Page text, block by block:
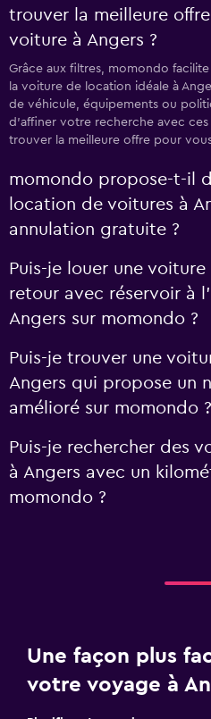
trouver la meilleure
voiture à Angers ?
Grâce aux filtres, momondo
la voiture de location idéale à
de véhicule, équipements ou
d'affiner votre recherche avec
trouver la meilleure offre pour
momondo propose-t-il
location de voitures à
annulation gratuite ?
Puis-je louer une
retour avec réservoir à
Angers sur momondo ?
Puis-je trouver une
Angers qui propose un
amélioré sur momondo ?
Puis-je rechercher des
à Angers avec un
momondo ?
Une façon plus
votre voyage à